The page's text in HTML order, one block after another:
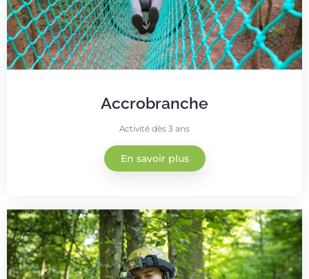
Accrobranche
Activité dès 3 ans
En savoir plus